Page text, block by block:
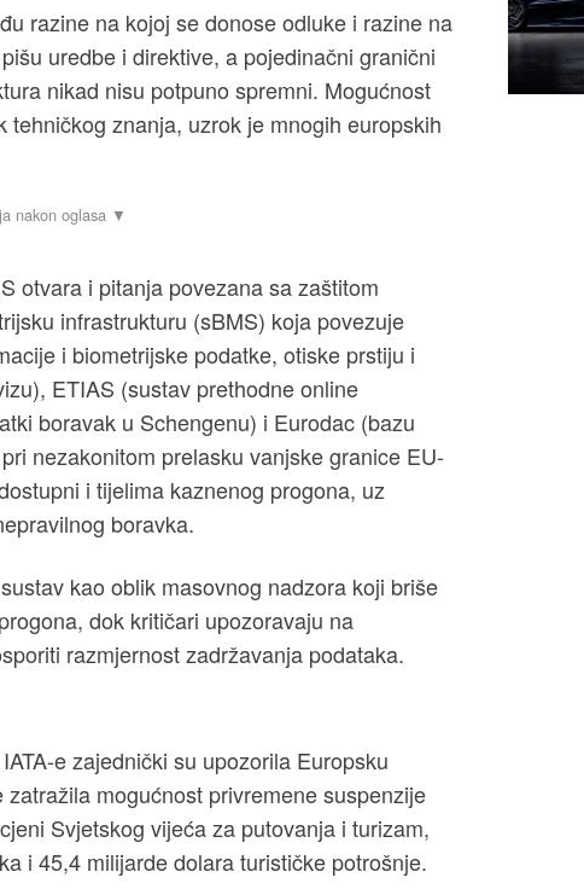
razine na kojoj se donose odluke i razine na
uredbe i direktive, a pojedinačni granični
nikad nisu potpuno spremni. Mogućnost
znanja, uzrok je mnogih europskih
otvara i pitanja povezana sa zaštitom
infrastrukturu (sBMS) koja povezuje
i biometrijske podatke, otiske prstiju i
ETIAS (sustav prethodne online
boravak u Schengenu) i Eurodac (bazu
nezakonitom prelasku vanjske granice EU-
i tijelima kaznenog progona, uz
boravka.
kao oblik masovnog nadzora koji briše
dok kritičari upozoravaju na
razmjernost zadržavanja podataka.
e zajednički su upozorila Europsku
mogućnost privremene suspenzije
Svjetskog vijeća za putovanja i turizam,
i 45,4 milijarde dolara turističke potrošnje.